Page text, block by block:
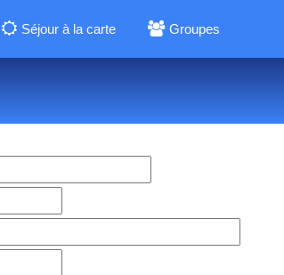
Séjour à la carte Groupes